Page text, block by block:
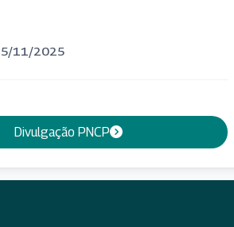
11/2025
Divulgação PNCP